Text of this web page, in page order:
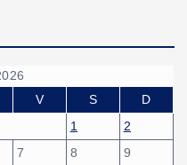
V S
D
1
2
7 8
9